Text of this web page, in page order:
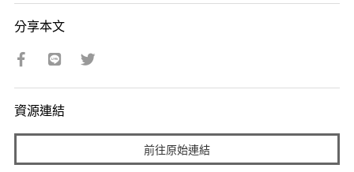
分享本文
資源連結
前往原始連結